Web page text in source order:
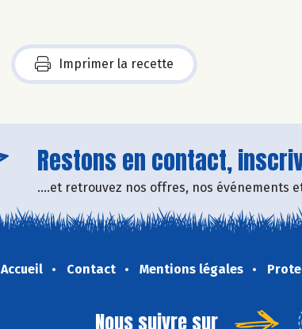
Imprimer la recette
Restons en contact,
....et retrouvez nos offres, nos événements
Accueil Contact Mentions légales
Nous suivre sur